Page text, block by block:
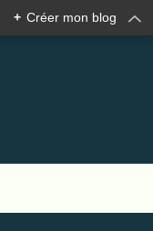
+ Créer mon blog